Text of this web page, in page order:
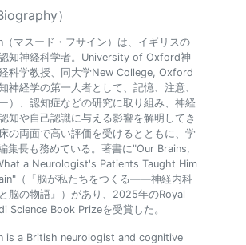
）
マスード・フサイン）は、イギリスの
知神経科学者。University of Oxford神
科学教授、同大学New College, Oxford
神経学の第一人者として、記憶、注意、
）、認知症などの研究に取り組み、神経
知や自己認識に与える影響を解明してき
の両面で高い評価を受けるとともに、学
集長も務めている。著書に"Our Brains,
a Neurologist's Patients Taught Him
（『脳が私たちをつくる――神経内科
脳の物語』）があり、2025年のRoyal
Science Book Prizeを受賞した。
is a British neurologist and cognitive